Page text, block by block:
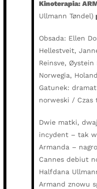
Kinoterapia:
Ullmann Tøndel)
Obsada: Ellen
Hellestveit,
Reinsve,
Norwegia,
Gatunek:
norweski / Czas
Dwie matki,
incydent – tak
Armanda –
Cannes debiut
Halfdana
Armand znowu